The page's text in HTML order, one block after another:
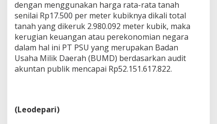
dengan menggunakan harga rata-rata tanah
senilai Rp17.500 per meter kubiknya dikali total
tanah yang dikeruk 2.980.092 meter kubik, maka
kerugian keuangan atau perekonomian negara
dalam hal ini PT PSU yang merupakan Badan
Usaha Milik Daerah (BUMD) berdasarkan audit
akuntan publik mencapai Rp52.151.617.822.
(Leodepari)